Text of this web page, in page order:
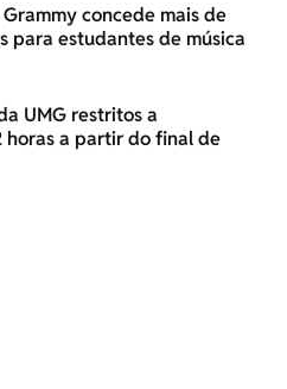
concede mais de
para estudantes de música
UMG restritos a
horas a partir do final de